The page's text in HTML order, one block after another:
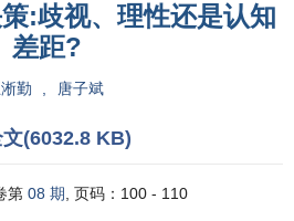
:歧视、理性还是认知
差距?
勤 唐子斌
(6032.8 KB)
第 08 期 , 页码：100 - 110